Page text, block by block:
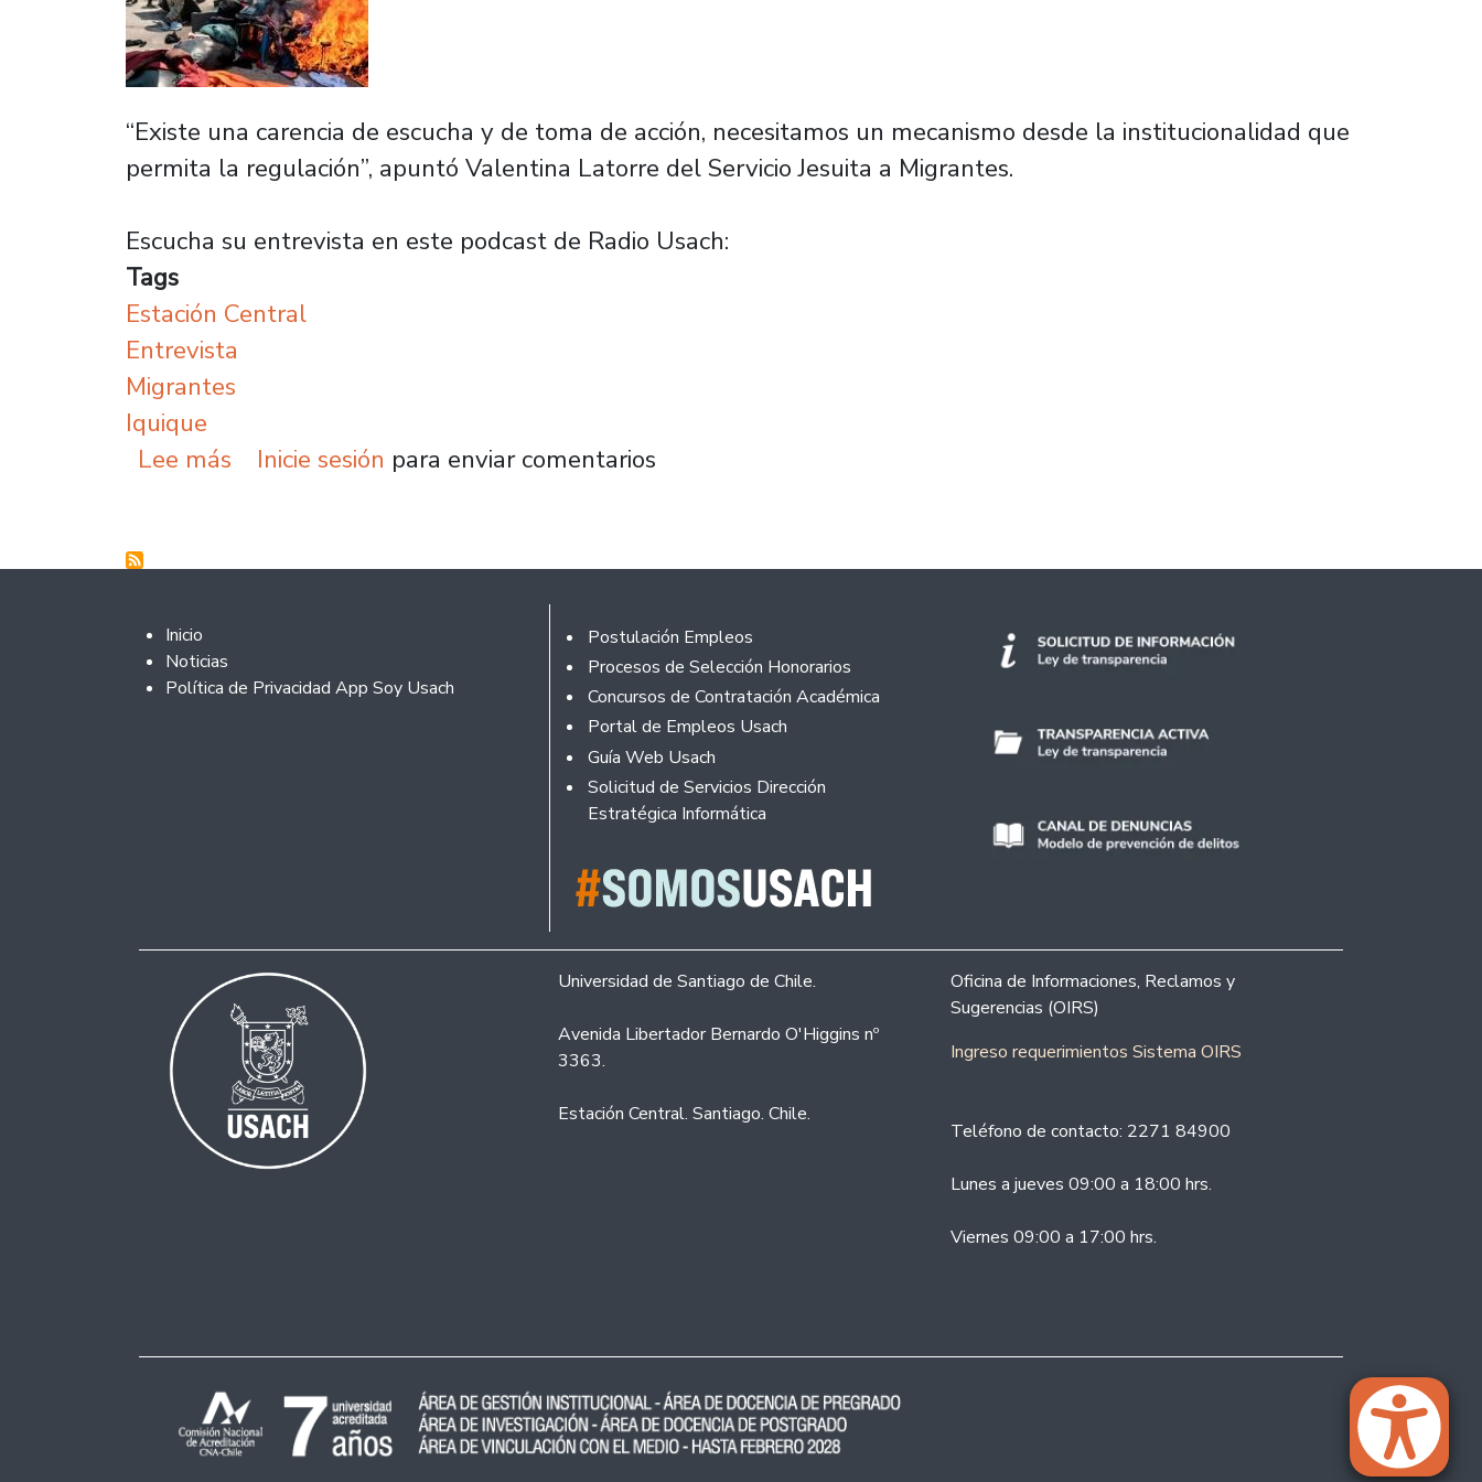
“Existe una carencia de escucha y de toma de acción, necesitamos un mecanismo desde la institucionalidad que
permita la regulación”, apuntó Valentina Latorre del Servicio Jesuita a Migrantes.
Escucha su entrevista en este podcast de Radio Usach:
Tags
Estación Central
Entrevista
Migrantes
Iquique
Lee más sobre Directora social del SJM por ataque a migrantes: “es resultado de una mala política del Gobierno”
Inicie sesión para enviar comentarios
Footer 2
Inicio
Noticias
Política de Privacidad App Soy Usach
Footer
Postulación Empleos
Procesos de Selección Honorarios
Concursos de Contratación Académica
Portal de Empleos Usach
Guía Web Usach
Solicitud de Servicios Dirección
Estratégica Informática
Universidad de Santiago de Chile.
Avenida Libertador Bernardo O'Higgins nº
3363.
Estación Central. Santiago. Chile.
Oficina de Informaciones, Reclamos y
Sugerencias (OIRS)
Ingreso requerimientos Sistema OIRS
Teléfono de contacto: 2271 84900
Lunes a jueves 09:00 a 18:00 hrs.
Viernes 09:00 a 17:00 hrs.